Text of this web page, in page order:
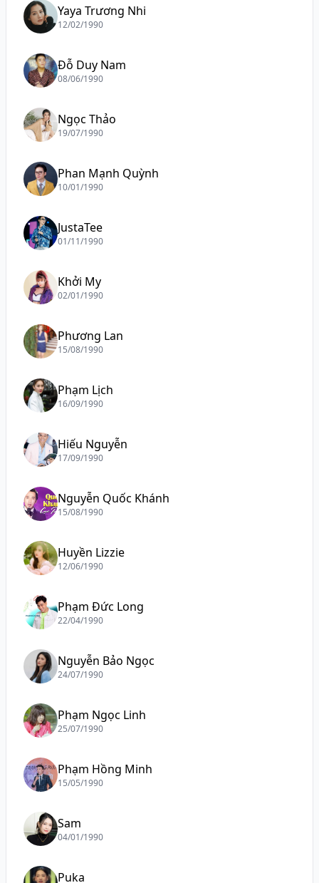
Yaya Trương Nhi
12/02/1990
Đỗ Duy Nam
08/06/1990
Ngọc Thảo
19/07/1990
Phan Mạnh Quỳnh
10/01/1990
JustaTee
01/11/1990
Khởi My
02/01/1990
Phương Lan
15/08/1990
Phạm Lịch
16/09/1990
Hiếu Nguyễn
17/09/1990
Nguyễn Quốc Khánh
15/08/1990
Huyền Lizzie
12/06/1990
Phạm Đức Long
22/04/1990
Nguyễn Bảo Ngọc
24/07/1990
Phạm Ngọc Linh
25/07/1990
Phạm Hồng Minh
15/05/1990
Sam
04/01/1990
Puka